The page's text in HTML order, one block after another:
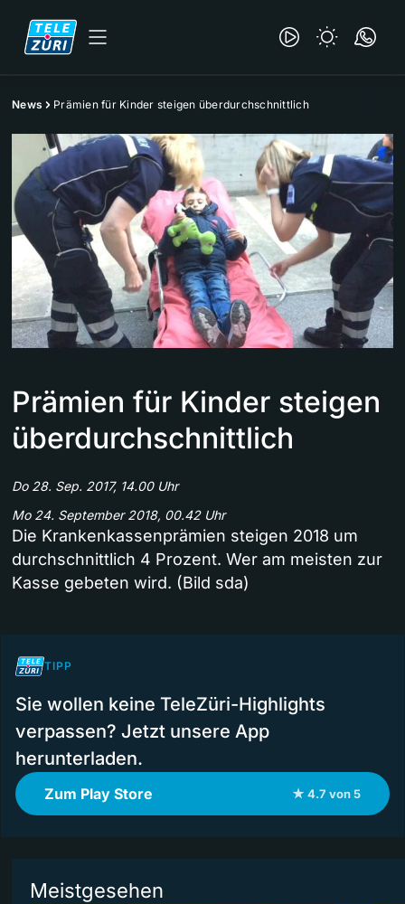
News Prämien für Kinder steigen überdurchschnittlich
Prämien für Kinder steigen
überdurchschnittlich
Do 28. Sep. 2017, 14.00 Uhr
Mo 24. September 2018, 00.42 Uhr
Die Krankenkassenprämien steigen 2018 um
durchschnittlich 4 Prozent. Wer am meisten zur
Kasse gebeten wird. (Bild sda)
TIPP
Sie wollen keine TeleZüri-Highlights
verpassen? Jetzt unsere App
herunterladen.
Zum Play Store ★ 4.7 von 5
Meistgesehen